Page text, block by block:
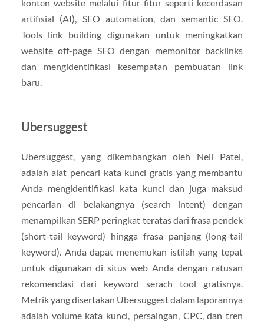
konten website melalui fitur-fitur seperti kecerdasan
artifisial (AI), SEO automation, dan semantic SEO.
Tools link building digunakan untuk meningkatkan
website off-page SEO dengan memonitor backlinks
dan mengidentifikasi kesempatan pembuatan link
baru.
Ubersuggest
Ubersuggest, yang dikembangkan oleh Neil Patel,
adalah alat pencari kata kunci gratis yang membantu
Anda mengidentifikasi kata kunci dan juga maksud
pencarian di belakangnya (search intent) dengan
menampilkan SERP peringkat teratas dari frasa pendek
(short-tail keyword) hingga frasa panjang (long-tail
keyword). Anda dapat menemukan istilah yang tepat
untuk digunakan di situs web Anda dengan ratusan
rekomendasi dari keyword serach tool gratisnya.
Metrik yang disertakan Ubersuggest dalam laporannya
adalah volume kata kunci, persaingan, CPC, dan tren